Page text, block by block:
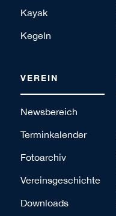
Kayak
Kegeln
VEREIN
Newsbereich
Terminkalender
Fotoarchiv
Vereinsgeschichte
Downloads